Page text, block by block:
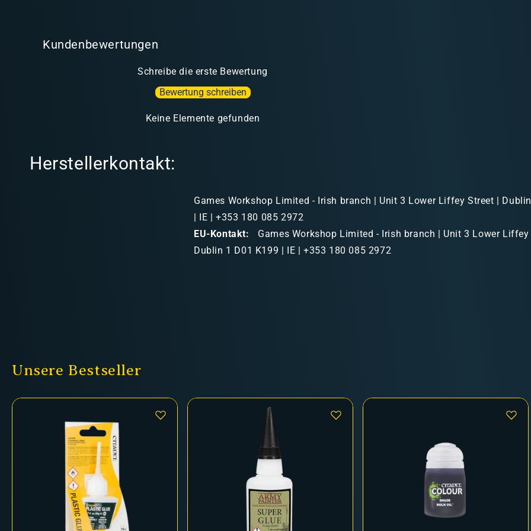
Kundenbewertungen
Schreibe die erste Bewertung
Bewertung schreiben
Keine Elemente gefunden
Herstellerkontakt:
Games Workshop Limited - Irish branch | Unit 3 Lower Liffey Street |
| IE | +353 180 085 2972
EU-Kontakt:
Games Workshop Limited - Irish branch | Unit 3 Lower Liffey
Dublin 1 D01 K199 | IE | +353 180 085 2972
Unsere Bestseller